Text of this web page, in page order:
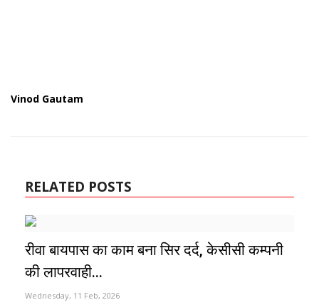
Vinod Gautam
RELATED POSTS
रीवा बायपास का काम बना सिर दर्द, केसीसी कम्पनी
की लापरवाही...
Wednesday, 11 Feb, 2026